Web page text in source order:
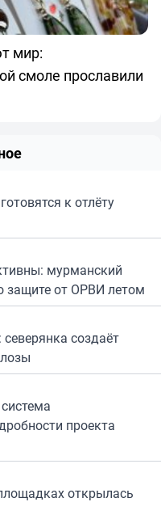
мир:
смоле прославили
к отлёту
мурманский
защите от ОРВИ летом
создаёт
проекта
открылась